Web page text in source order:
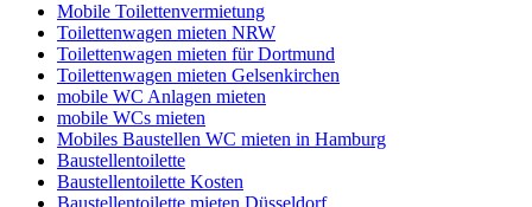
Mobile Toilettenvermietung
Toilettenwagen mieten NRW
Toilettenwagen mieten für Dortmund
Toilettenwagen mieten Gelsenkirchen
mobile WC Anlagen mieten
mobile WCs mieten
Mobiles Baustellen WC mieten in Hamburg
Baustellentoilette
Baustellentoilette Kosten
Baustellentoilette mieten Düsseldorf